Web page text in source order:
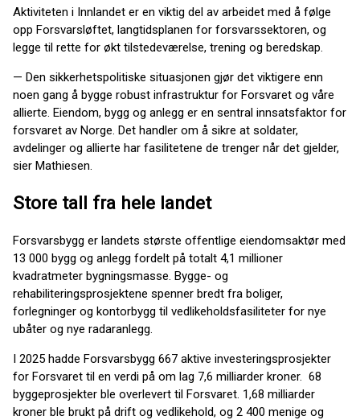
Aktiviteten i Innlandet er en viktig del av arbeidet med å følge
opp Forsvarsløftet, langtidsplanen for forsvarssektoren, og
legge til rette for økt tilstedeværelse, trening og beredskap.
— Den sikkerhetspolitiske situasjonen gjør det viktigere enn
noen gang å bygge robust infrastruktur for Forsvaret og våre
allierte. Eiendom, bygg og anlegg er en sentral innsatsfaktor for
forsvaret av Norge. Det handler om å sikre at soldater,
avdelinger og allierte har fasilitetene de trenger når det gjelder,
sier Mathiesen.
Store tall fra hele landet
Forsvarsbygg er landets største offentlige eiendomsaktør med
13 000 bygg og anlegg fordelt på totalt 4,1 millioner
kvadratmeter bygningsmasse. Bygge- og
rehabiliteringsprosjektene spenner bredt fra boliger,
forlegninger og kontorbygg til vedlikeholdsfasiliteter for nye
ubåter og nye radaranlegg.
I 2025 hadde Forsvarsbygg 667 aktive investeringsprosjekter
for Forsvaret til en verdi på om lag 7,6 milliarder kroner. 68
byggeprosjekter ble overlevert til Forsvaret. 1,68 milliarder
kroner ble brukt på drift og vedlikehold, og 2 400 menige og